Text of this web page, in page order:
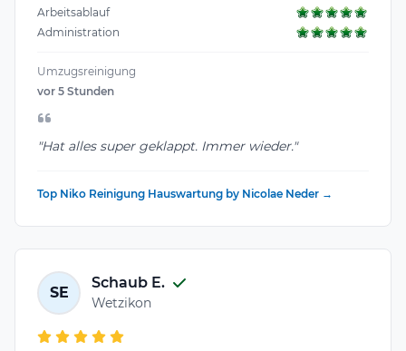
Arbeitsablauf
Administration
Umzugsreinigung
vor 5 Stunden
"Hat alles super geklappt. Immer wieder."
Top Niko Reinigung Hauswartung by Nicolae Neder →
SE
Schaub E.
Wetzikon